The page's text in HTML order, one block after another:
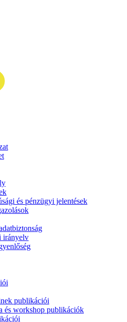
és pénzügyi jelentések
irányelv
publikációi
és workshop publikációk